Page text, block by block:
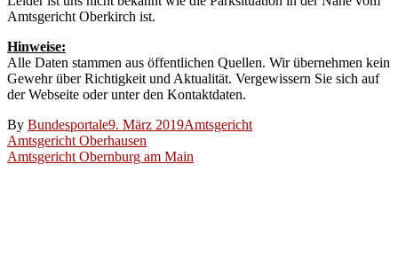
Amtsgericht Oberkirch ist.
Hinweise:
Alle Daten stammen aus öffentlichen Quellen. Wir übernehmen kein
Gewehr über Richtigkeit und Aktualität. Vergewissern Sie sich auf
der Webseite oder unter den Kontaktdaten.
By Bundesportale9. März 2019Amtsgericht
Beitragsnavigation
Amtsgericht Oberhausen
Amtsgericht Obernburg am Main